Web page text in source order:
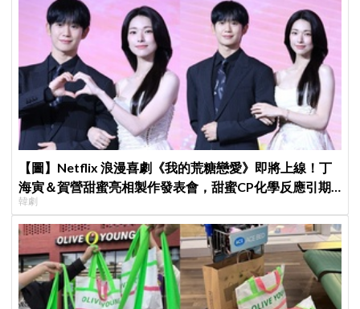
【圖】Netflix 浪漫喜劇《我的荒糖戀愛》即將上線！丁
海寅＆賀營甜蜜亮相製作發表會，甜蜜CP化學反應引期
待
韓劇